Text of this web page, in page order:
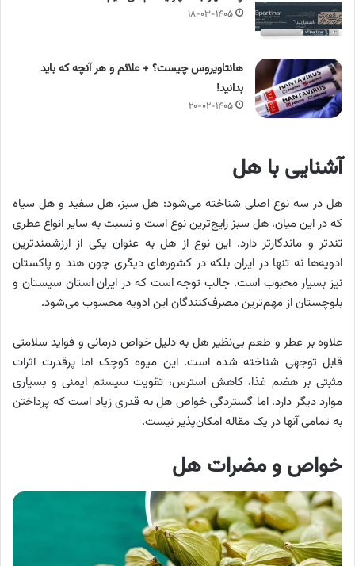
۱۸-۰۳-۱۴۰۵
هانتاویروس چیست؟ + علائم و هر آنچه که باید
بدانید!
۲۰-۰۲-۱۴۰۵
آشنایی با هل
هل در سه نوع اصلی شناخته می‌شود: هل سبز، هل سفید و هل سیاه
که در این میان، هل سبز رایج‌ترین نوع است و نسبت به سایر انواع عطری
تندتر و ماندگارتر دارد. این نوع از هل به عنوان یکی از ارزشمندترین
ادویه‌ها نه تنها در ایران بلکه در کشورهای دیگری چون هند و پاکستان
نیز بسیار محبوب است. جالب توجه است که در ایران استان سیستان و
بلوچستان از مهم‌ترین مصرف‌کنندگان این ادویه محسوب می‌شود.
علاوه بر عطر و طعم بی‌نظیر هل به دلیل خواص درمانی و فواید سلامتی
قابل توجهی شناخته شده است. این میوه کوچک اما پرقدرت اثرات
مثبتی بر هضم غذا، کاهش استرس، تقویت سیستم ایمنی و بسیاری
موارد دیگر دارد. اما گستردگی خواص هل به قدری زیاد است که پرداختن
به تمامی آنها در یک مقاله امکان‌پذیر نیست.
خواص و مضرات هل